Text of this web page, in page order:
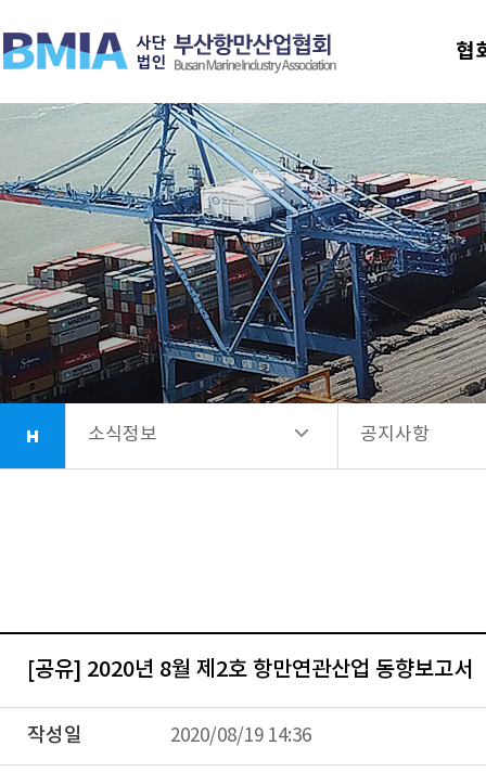
협
소식정보
업무소개
항만시설소개
회원사안내
소식정보
공지사항
[공유] 2020년 8월 제2호 항만연관산업 동향보고서
작성일 2020/08/19 14:36